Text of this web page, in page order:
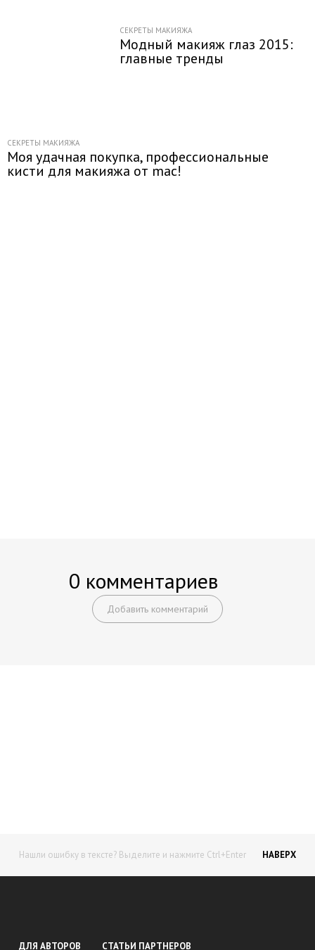
СЕКРЕТЫ МАКИЯЖА
Модный макияж глаз 2015:
главные тренды
СЕКРЕТЫ МАКИЯЖА
Моя удачная покупка, профессиональные
кисти для макияжа от mac!
0 комментариев
Добавить комментарий
Нашли ошибку в тексте? Выделите и нажмите Ctrl+Enter НАВЕРХ
ДЛЯ АВТОРОВ СТАТЬИ ПАРТНЕРОВ